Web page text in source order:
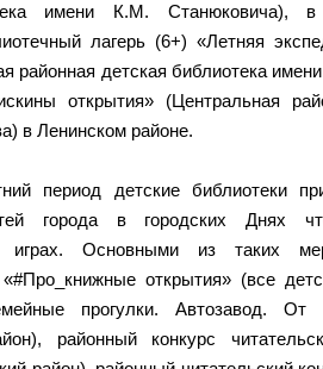
имени К.М. Станюковича),
лагерь (6+) «Летняя
районная детская библиотека
открытия» (Центральная
в Ленинском районе.
период детские библиотеки
города в городских Днях
играх. Основными из таких
открытия» (все
прогулки. Автозавод. От
районный конкурс